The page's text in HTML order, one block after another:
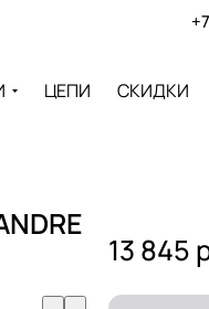
ЦЕПИ СКИДКИ
13 845